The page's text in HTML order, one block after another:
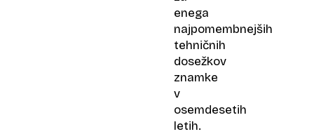
enega
najpomembnejših
tehničnih
dosežkov
znamke
v
osemdesetih
letih.